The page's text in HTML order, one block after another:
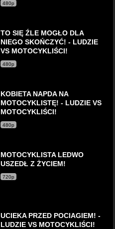
480p
TO SIĘ ŹLE MOGŁO DLA
NIEGO SKOŃCZYĆ! - LUDZIE
VS MOTOCYKLIŚCI!
480p
KOBIETA NAPDA NA
MOTOCYKLISTĘ! - LUDZIE VS
MOTOCYKLIŚCI!
480p
MOTOCYKLISTA LEDWO
USZEDŁ Z ŻYCIEM!
720p
UCIEKA PRZED POCIAGIEM! -
LUDZIE VS MOTOCYKLIŚCI!